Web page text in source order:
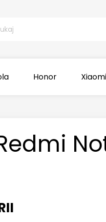
Honor Xiaomi